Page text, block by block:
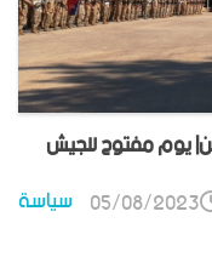
يوم مفتوح للجيش
سياسة 05/08/2023